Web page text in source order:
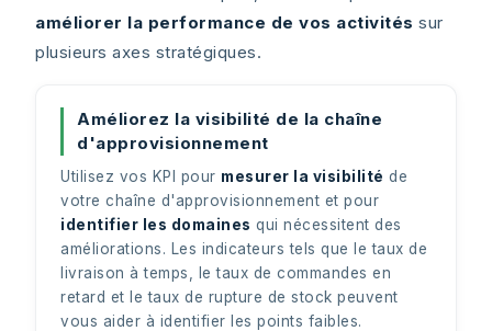
améliorer la performance de vos activités sur
plusieurs axes stratégiques.
Améliorez la visibilité de la chaîne
d'approvisionnement
Utilisez vos KPI pour mesurer la visibilité de
votre chaîne d'approvisionnement et pour
identifier les domaines qui nécessitent des
améliorations. Les indicateurs tels que le taux de
livraison à temps, le taux de commandes en
retard et le taux de rupture de stock peuvent
vous aider à identifier les points faibles.